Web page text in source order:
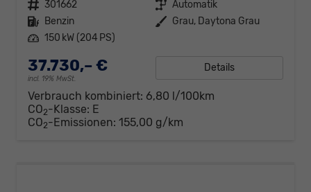
Fahrzeugnr. 301662 Getriebe Automatik
Kraftstoff Benzin Außenfarbe Grau, Daytona Grau
Leistung 150 kW (204 PS)
37.730,– €
incl. 19% MwSt.
Details
Verbrauch kombiniert: 6,80 l/100km
CO2-Klasse: E
CO2-Emissionen: 155,00 g/km